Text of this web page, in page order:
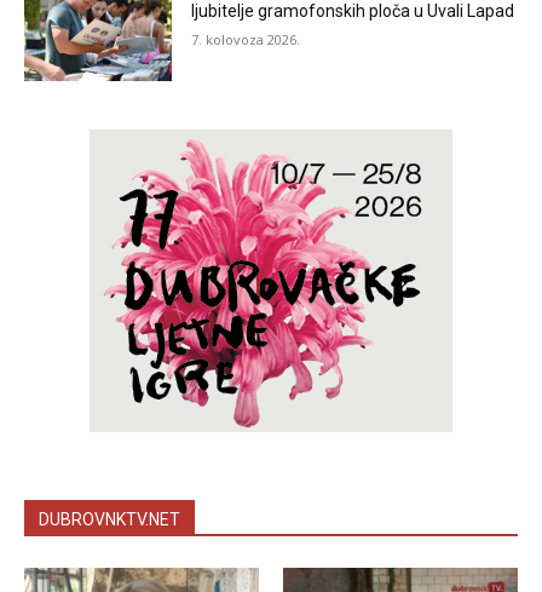
ljubitelje gramofonskih ploča u Uvali Lapad
7. kolovoza 2026.
DUBROVNKTV.NET